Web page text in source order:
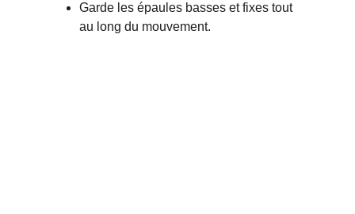
Garde les épaules basses et fixes tout
au long du mouvement.